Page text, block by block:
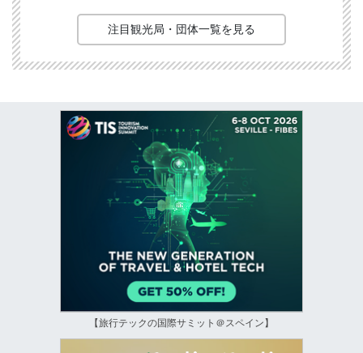
注目観光局・団体一覧を見る
【旅行テックの国際サミット＠スペイン】